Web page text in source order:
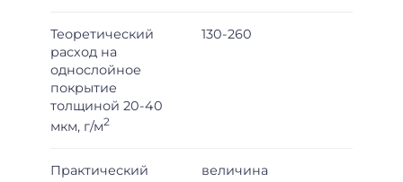
Теоретический
расход на
однослойное
покрытие
толщиной 20-40
мкм, г/м2
130-260
Практический
величина